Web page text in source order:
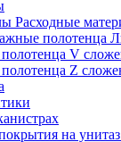
Расходные
V
Z